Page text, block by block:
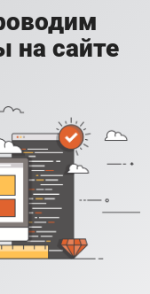
на сайте